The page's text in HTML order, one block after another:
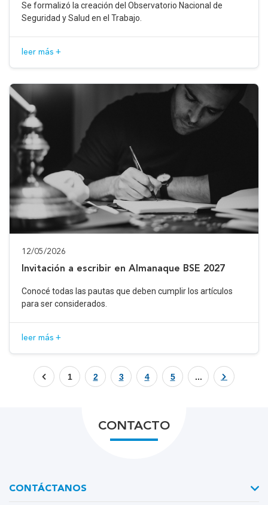
Se formalizó la creación del Observatorio Nacional de
Seguridad y Salud en el Trabajo.
leer más +
12/05/2026
Invitación a escribir en Almanaque BSE 2027
Conocé todas las pautas que deben cumplir los artículos
para ser considerados.
leer más +
1 2 3 4 5 ...
CONTACTO
CONTÁCTANOS